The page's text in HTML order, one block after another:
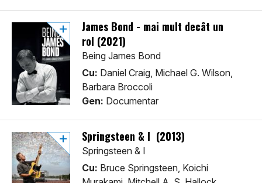
James Bond - mai mult decât un
rol (2021)
Being James Bond
Cu: Daniel Craig, Michael G. Wilson,
Barbara Broccoli
Gen: Documentar
Springsteen & I (2013)
Springsteen & I
Cu: Bruce Springsteen, Koichi